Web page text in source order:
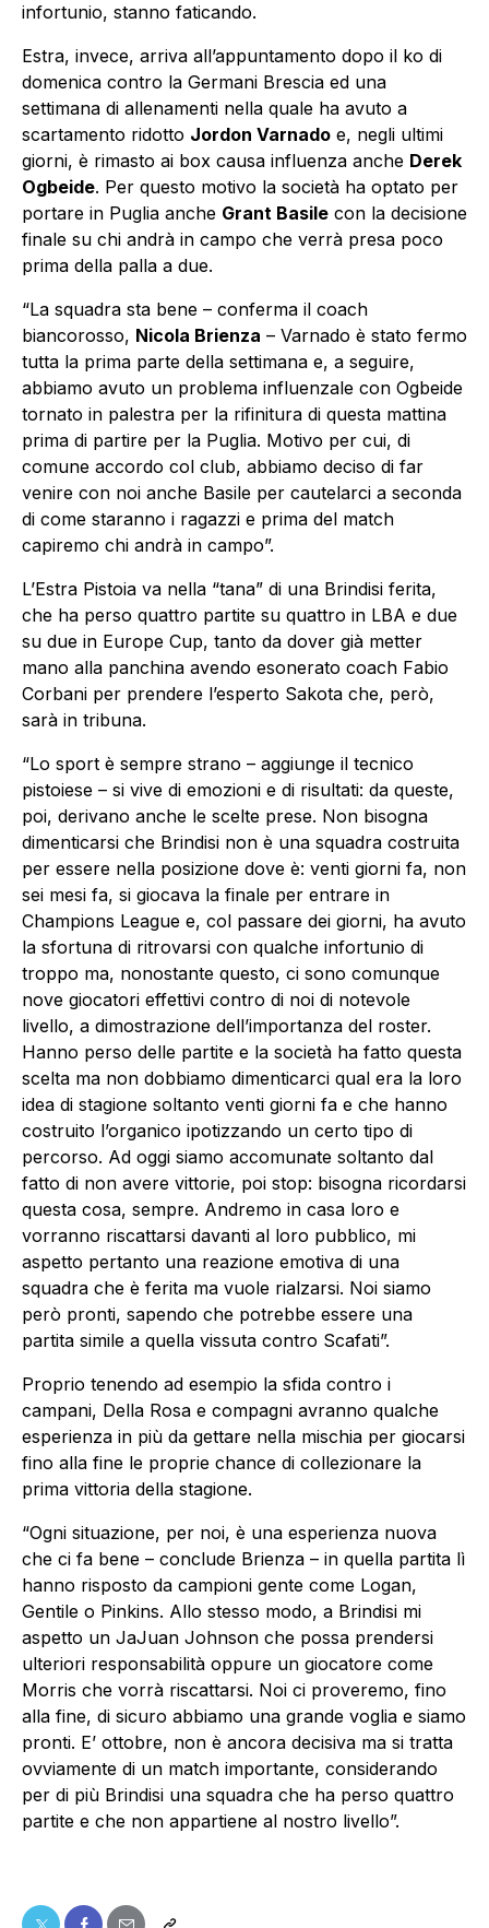
infortunio, stanno faticando.
Estra, invece, arriva all’appuntamento dopo il ko di
domenica contro la Germani Brescia ed una
settimana di allenamenti nella quale ha avuto a
scartamento ridotto Jordon Varnado e, negli ultimi
giorni, è rimasto ai box causa influenza anche Derek
Ogbeide. Per questo motivo la società ha optato per
portare in Puglia anche Grant Basile con la decisione
finale su chi andrà in campo che verrà presa poco
prima della palla a due.
“La squadra sta bene – conferma il coach
biancorosso, Nicola Brienza – Varnado è stato fermo
tutta la prima parte della settimana e, a seguire,
abbiamo avuto un problema influenzale con Ogbeide
tornato in palestra per la rifinitura di questa mattina
prima di partire per la Puglia. Motivo per cui, di
comune accordo col club, abbiamo deciso di far
venire con noi anche Basile per cautelarci a seconda
di come staranno i ragazzi e prima del match
capiremo chi andrà in campo”.
L’Estra Pistoia va nella “tana” di una Brindisi ferita,
che ha perso quattro partite su quattro in LBA e due
su due in Europe Cup, tanto da dover già metter
mano alla panchina avendo esonerato coach Fabio
Corbani per prendere l’esperto Sakota che, però,
sarà in tribuna.
“Lo sport è sempre strano – aggiunge il tecnico
pistoiese – si vive di emozioni e di risultati: da queste,
poi, derivano anche le scelte prese. Non bisogna
dimenticarsi che Brindisi non è una squadra costruita
per essere nella posizione dove è: venti giorni fa, non
sei mesi fa, si giocava la finale per entrare in
Champions League e, col passare dei giorni, ha avuto
la sfortuna di ritrovarsi con qualche infortunio di
troppo ma, nonostante questo, ci sono comunque
nove giocatori effettivi contro di noi di notevole
livello, a dimostrazione dell’importanza del roster.
Hanno perso delle partite e la società ha fatto questa
scelta ma non dobbiamo dimenticarci qual era la loro
idea di stagione soltanto venti giorni fa e che hanno
costruito l’organico ipotizzando un certo tipo di
percorso. Ad oggi siamo accomunate soltanto dal
fatto di non avere vittorie, poi stop: bisogna ricordarsi
questa cosa, sempre. Andremo in casa loro e
vorranno riscattarsi davanti al loro pubblico, mi
aspetto pertanto una reazione emotiva di una
squadra che è ferita ma vuole rialzarsi. Noi siamo
però pronti, sapendo che potrebbe essere una
partita simile a quella vissuta contro Scafati”.
Proprio tenendo ad esempio la sfida contro i
campani, Della Rosa e compagni avranno qualche
esperienza in più da gettare nella mischia per giocarsi
fino alla fine le proprie chance di collezionare la
prima vittoria della stagione.
“Ogni situazione, per noi, è una esperienza nuova
che ci fa bene – conclude Brienza – in quella partita lì
hanno risposto da campioni gente come Logan,
Gentile o Pinkins. Allo stesso modo, a Brindisi mi
aspetto un JaJuan Johnson che possa prendersi
ulteriori responsabilità oppure un giocatore come
Morris che vorrà riscattarsi. Noi ci proveremo, fino
alla fine, di sicuro abbiamo una grande voglia e siamo
pronti. E’ ottobre, non è ancora decisiva ma si tratta
ovviamente di un match importante, considerando
per di più Brindisi una squadra che ha perso quattro
partite e che non appartiene al nostro livello”.